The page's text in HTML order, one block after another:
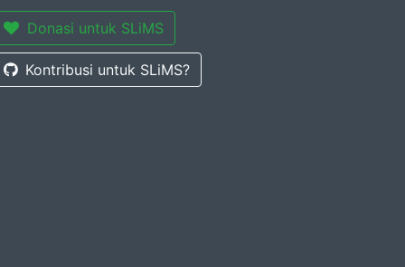
Donasi untuk SLiMS
Kontribusi untuk SLiMS?